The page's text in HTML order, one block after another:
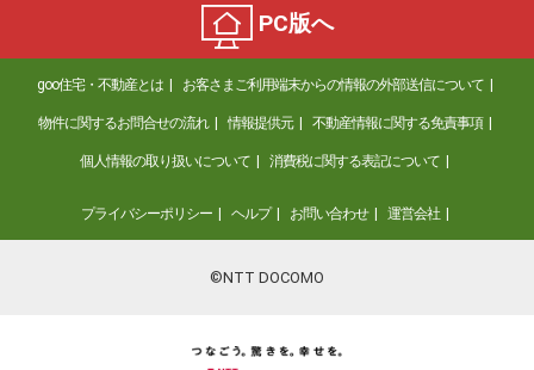
300万円
住 所
和歌山県和歌山市西浜
建物面積 60.45m²
土地面積
120.29m²
和歌山県和歌山市塩屋２丁目
価 格
250万円
住 所
和歌山県和歌山市塩屋２丁目
63m²
PC版へ
goo住宅・不動産とは お客さまご利用端末からの情報の外部送信について
物件に関するお問合せの流れ 情報提供元 不動産情報に関する免責事項
個人情報の取り扱いについて 消費税に関する表記について
プライバシーポリシー ヘルプ お問い合わせ 運営会社
©NTT DOCOMO